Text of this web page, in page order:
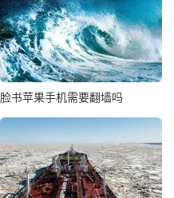
脸书苹果手机需要翻墙吗